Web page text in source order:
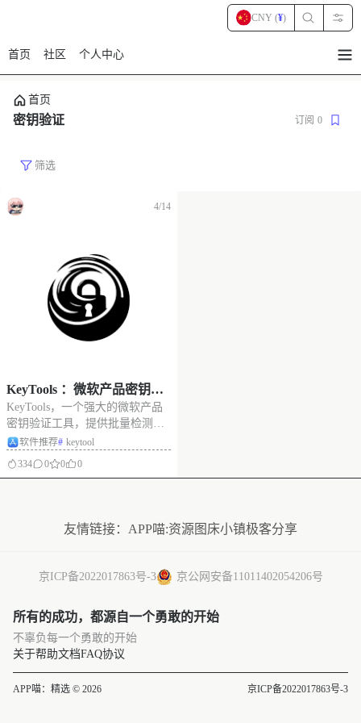
首页 社区 个人中心
CNY (¥)
首页
密钥验证 订阅 0
筛选
4/14
KeyTools ：微软产品密钥验
证与管理工具，支持批量检
测，多级验证
KeyTools，一个强大的微软产品
密钥验证工具，提供批量检测、
多级验证策略（节省激活次
以及全面的密钥管理功能。 支持
常运行，您需要手动复制配
软件推荐# keytool
334
0 0 0
友情链接： APP喵:资源 图床小镇极客分享
京ICP备2022017863号-3 京公网安备11011402054206号
所有的成功，都源自一个勇敢的开始
不辜负每一个勇敢的开始
关于帮助文档FAQ协议
APP喵：精选 © 2026 京ICP备2022017863号-3